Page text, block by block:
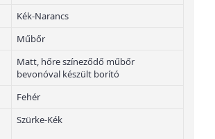
Kék-Narancs
Műbőr
Matt, hőre színeződő műbőr
bevonóval készült borító
Fehér
Szürke-Kék